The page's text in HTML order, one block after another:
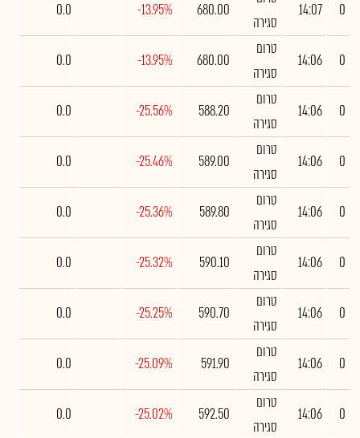
0
14:07
סגירה
680.00
-13.95%
0.0
0
14:06
טרום
סגירה
680.00
-13.95%
0.0
0
14:06
טרום
סגירה
588.20
-25.56%
0.0
0
14:06
טרום
סגירה
589.00
-25.46%
0.0
0
14:06
טרום
סגירה
589.80
-25.36%
0.0
0
14:06
טרום
סגירה
590.10
-25.32%
0.0
0
14:06
טרום
סגירה
590.70
-25.25%
0.0
0
14:06
טרום
סגירה
591.90
-25.09%
0.0
0
14:06
טרום
סגירה
592.50
-25.02%
0.0